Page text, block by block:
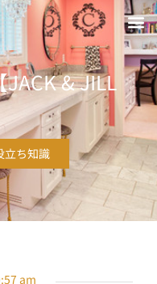
& JILL
立ち知識
am